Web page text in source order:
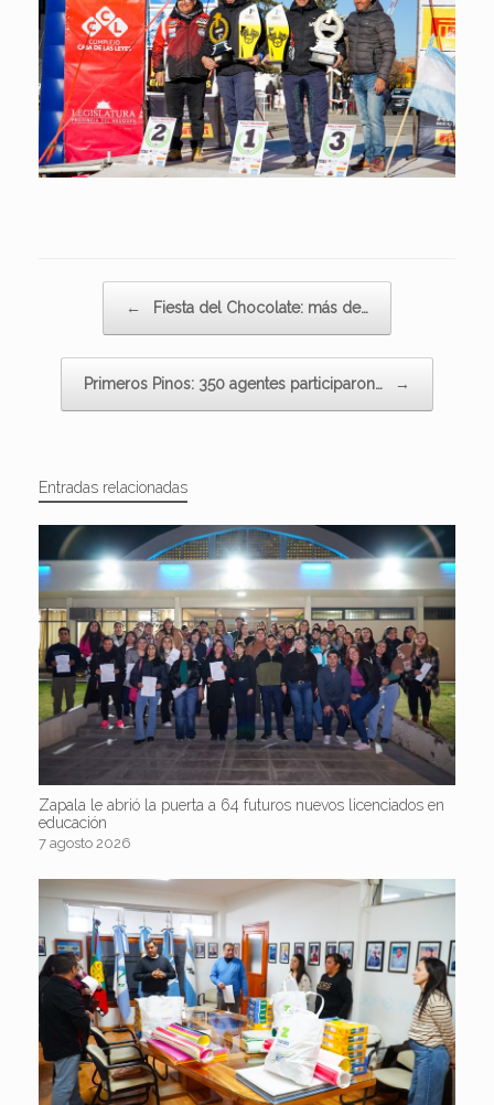
← Fiesta del Chocolate: más de…
Primeros Pinos: 350 agentes participaron… →
Entradas relacionadas
Zapala le abrió la puerta a 64 futuros nuevos licenciados en
educación
7 agosto 2026